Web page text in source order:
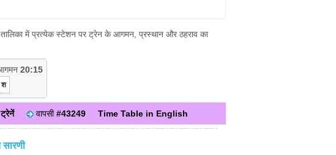
में प्रत्येक स्टेशन पर ट्रेन के आगमन, प्रस्थान और ठहराव का
20:15
श
वापसी#43249 Time Table in English